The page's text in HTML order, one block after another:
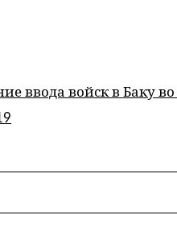
ввода войск в Баку